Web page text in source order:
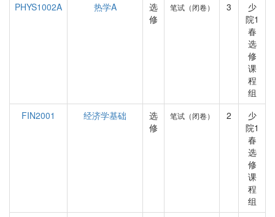
PHYS1002A
热学A
选
修
笔试（闭卷） 3
少
院1
春
选
修
课
程
组
FIN2001
经济学基础
选
修
笔试（闭卷） 2
少
院1
春
选
修
课
程
组